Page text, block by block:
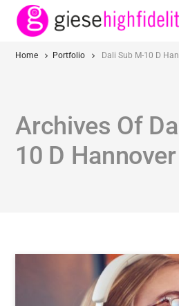
Home Portfolio Dali Sub M-10 D
Archives Of
10 D Hannover